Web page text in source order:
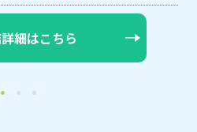
大阪店詳細はこちら